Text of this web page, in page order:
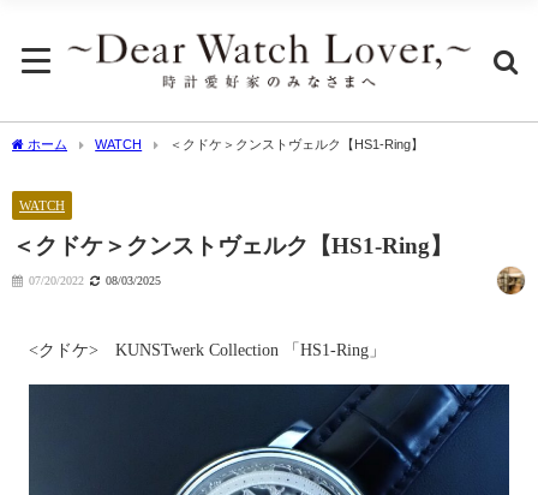
ホーム WATCH ＜クドケ＞クンストヴェルク【HS1-Ring】
WATCH
＜クドケ＞クンストヴェルク【HS1-Ring】
07/20/2022 08/03/2025
<クドケ> KUNSTwerk Collection 「HS1-Ring」